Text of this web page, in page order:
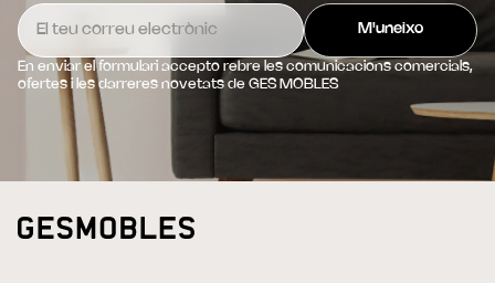
En enviar el formulari accepto rebre les comunicacions comercials,
ofertes i les darreres novetats de GES MOBLES